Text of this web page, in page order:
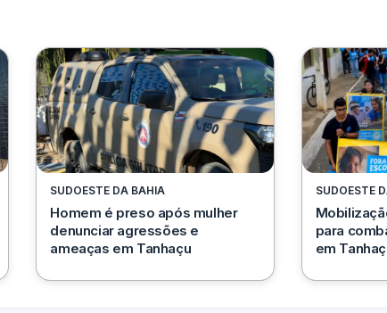
SUDOESTE DA BAHIA
Homem é preso após mulher
denunciar agressões e
ameaças em Tanhaçu
SUDOESTE
para
em